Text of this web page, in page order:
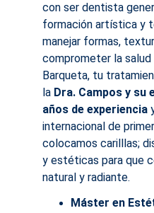
con ser dentista
formación artística y
manejar formas,
comprometer la salud
Barqueta, tu
la Dra. Campos y su
años de experiencia
internacional de
colocamos carilllas;
y estéticas para que
natural y radiante.
Máster en